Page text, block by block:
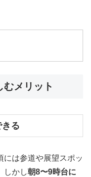
メリット
る
には参道や展望スポッ
しかし朝8〜9時台に